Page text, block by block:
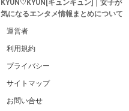
KYUN♡KYUN[キュンキュン]｜女子が
気になるエンタメ情報まとめについて
運営者
利用規約
プライバシー
サイトマップ
お問い合せ